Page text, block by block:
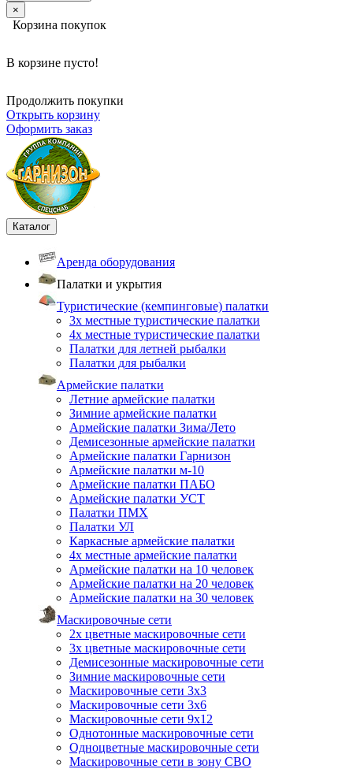
×
Корзина покупок
В корзине пусто!
Продолжить покупки
Открыть корзину
Оформить заказ
Каталог
Аренда оборудования
Палатки и укрытия
Туристические (кемпинговые) палатки
3х местные туристические палатки
4х местные туристические палатки
Палатки для летней рыбалки
Палатки для рыбалки
Армейские палатки
Летние армейские палатки
Зимние армейские палатки
Армейские палатки Зима/Лето
Демисезонные армейские палатки
Армейские палатки Гарнизон
Армейские палатки м-10
Армейские палатки ПАБО
Армейские палатки УСТ
Палатки ПМХ
Палатки УЛ
Каркасные армейские палатки
4х местные армейские палатки
Армейские палатки на 10 человек
Армейские палатки на 20 человек
Армейские палатки на 30 человек
Маскировочные сети
2х цветные маскировочные сети
3х цветные маскировочные сети
Демисезонные маскировочные сети
Зимние маскировочные сети
Маскировочные сети 3х3
Маскировочные сети 3х6
Маскировочные сети 9х12
Однотонные маскировочные сети
Одноцветные маскировочные сети
Маскировочные сети в зону СВО